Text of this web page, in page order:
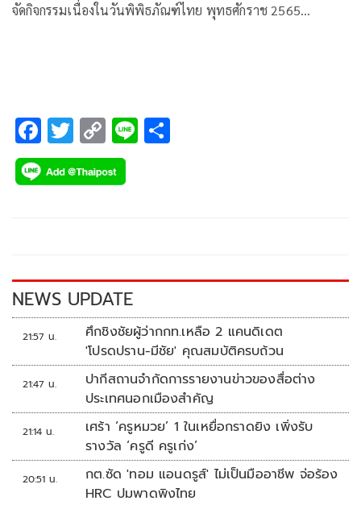
จัดกิจกรรมเนื่องในวันพิพิธภัณฑ์ไทย พุทธศักราช 2565
F
ac
e
k
T
wi
tt
C
o
p
k
Li
NEWS UPDATE
21:57 น.
ศึกชิงชัยผู้ว่ากกท.เหลือ 2 แคนดิเดต
'โปรดปราน-มีชัย' คุณสมบัติครบถ้วน
21:47 น.
ปากีสถานจำกัดการรายงานข่าวของสื่อต่าง
ประเทศนอกเมืองสำคัญ
21:14 น.
เศร้า ‘ครูหมวย’ 1 ในเหยื่อกราดยิง เพิ่งรับ
รางวัล ‘ครูดี ครูเก่ง’
20:51 น.
กต.ซัด 'ทอม แอนดรูส์' ไม่เป็นมืออาชีพ จ่อร้อง
HRC ปมพาดพิงไทย